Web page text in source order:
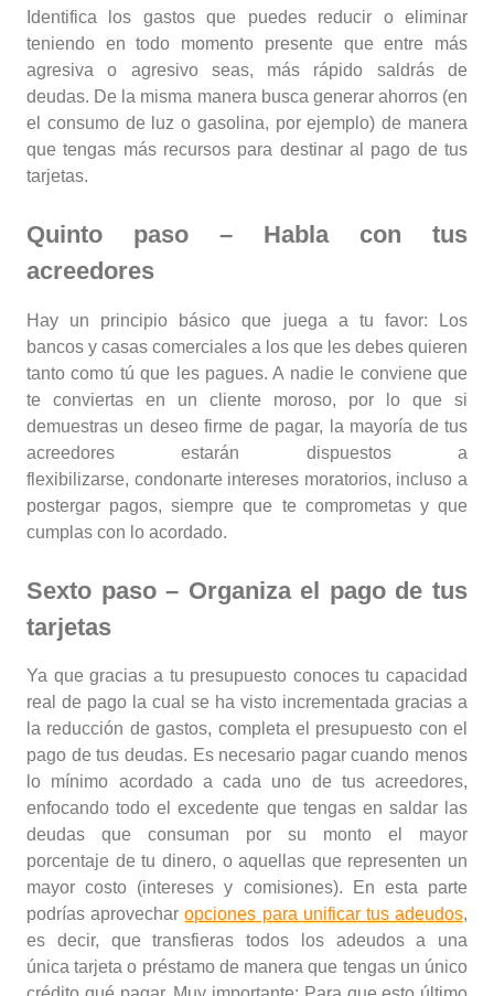
Identifica los gastos que puedes reducir o eliminar
teniendo en todo momento presente que entre más
agresiva o agresivo seas, más rápido saldrás de
deudas. De la misma manera busca generar ahorros (en
el consumo de luz o gasolina, por ejemplo) de manera
que tengas más recursos para destinar al pago de tus
tarjetas.
Quinto paso – Habla con tus
acreedores
Hay un principio básico que juega a tu favor: Los
bancos y casas comerciales a los que les debes quieren
tanto como tú que les pagues. A nadie le conviene que
te conviertas en un cliente moroso, por lo que si
demuestras un deseo firme de pagar, la mayoría de tus
acreedores estarán dispuestos a
flexibilizarse, condonarte intereses moratorios, incluso a
postergar pagos, siempre que te comprometas y que
cumplas con lo acordado.
Sexto paso – Organiza el pago de tus
tarjetas
Ya que gracias a tu presupuesto conoces tu capacidad
real de pago la cual se ha visto incrementada gracias a
la reducción de gastos, completa el presupuesto con el
pago de tus deudas. Es necesario pagar cuando menos
lo mínimo acordado a cada uno de tus acreedores,
enfocando todo el excedente que tengas en saldar las
deudas que consuman por su monto el mayor
porcentaje de tu dinero, o aquellas que representen un
mayor costo (intereses y comisiones). En esta parte
podrías aprovecharopciones para unificar tus adeudos,
es decir, que transfieras todos los adeudos a una
única tarjeta o préstamo de manera que tengas un único